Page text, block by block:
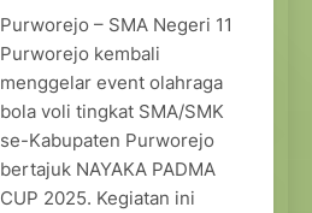
Purworejo – SMA Negeri 11
Purworejo kembali
menggelar event olahraga
bola voli tingkat SMA/SMK
se-Kabupaten Purworejo
bertajuk NAYAKA PADMA
CUP 2025. Kegiatan ini